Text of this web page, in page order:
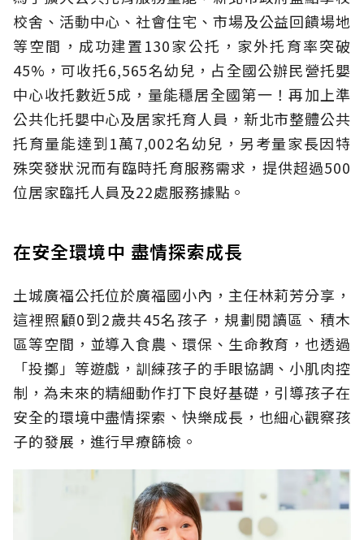
校舍、活動中心、社會住宅、市場及公益回饋場地
等空間，成功建置130家公托，家外托育率突破
45%，可收托6,565名幼兒，占全國公辦民營托嬰
中心收托數近5成，量能穩居全國第一！再加上準
公共化托嬰中心及居家托育人員，新北市整體公共
托育量能達到1萬7,002名幼兒，另考量家長因特
殊突發狀況而有臨時托育服務需求，提供超過500
位居家臨托人員及22處服務據點。
在安全環境中 盡情探索成長
土城廣福公托位於廣福國小內，主任林莉芳分享，
這裡照顧0到2歲共45名孩子，規劃閱讀區、積木
區等空間，並導入食農、環保、生命教育，也透過
「投擲」等遊戲，訓練孩子的手眼協調、小肌肉控
制，為未來的精細動作打下良好基礎，引導孩子在
安全的環境中盡情探索、快樂成長，也細心觀察孩
子的發展，進行早療篩檢。